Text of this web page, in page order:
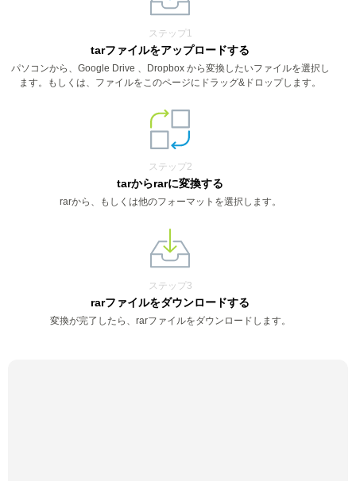
ステップ1
tarファイルをアップロードする
パソコンから、Google Drive 、Dropbox から変換したいファイルを選択し
ます。もしくは、ファイルをこのページにドラッグ&ドロップします。
ステップ2
tarからrarに変換する
rarから、もしくは他のフォーマットを選択します。
ステップ3
rarファイルをダウンロードする
変換が完了したら、rarファイルをダウンロードします。